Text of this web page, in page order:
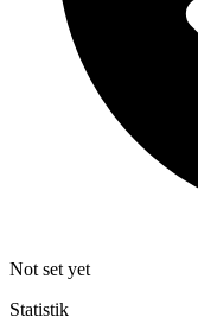
Not set yet
Statistik